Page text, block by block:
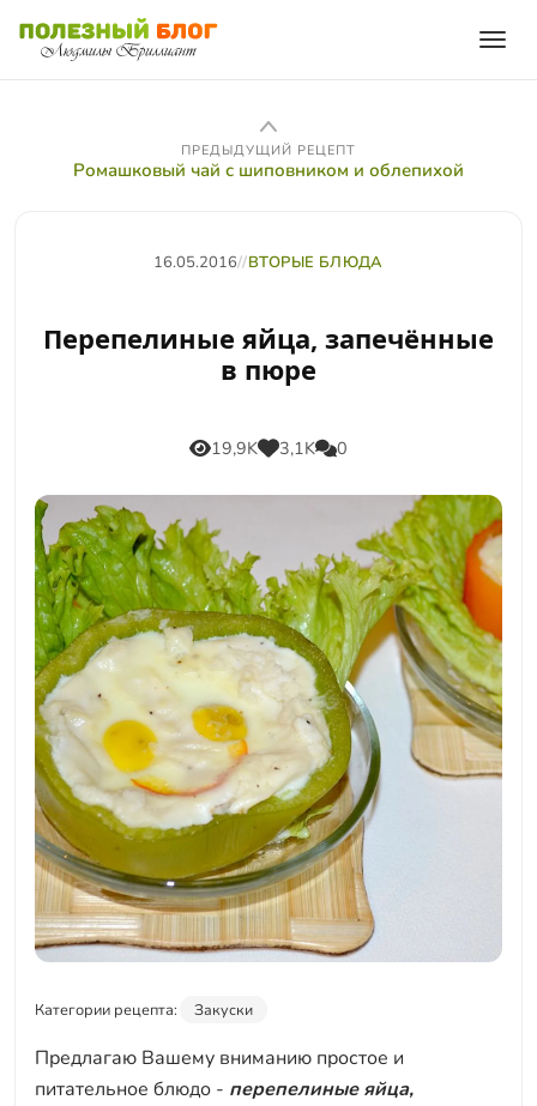
ПРЕДЫДУЩИЙ РЕЦЕПТ
Ромашковый чай с шиповником и облепихой
16.05.2016//ВТОРЫЕ БЛЮДА
Перепелиные яйца, запечённые
в пюре
19,9K 3,1K 0
Категории рецепта: Закуски
Предлагаю Вашему вниманию простое и
питательное блюдо - перепелиные яйца,